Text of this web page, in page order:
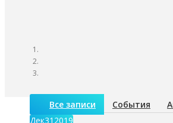
Все записи События
Дек31 2019